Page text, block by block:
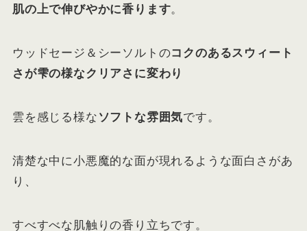
肌の上で伸びやかに香ります。
ウッドセージ＆シーソルトのコクのあるスウィート
さが雫の様なクリアさに変わり
雲を感じる様な ソフトな雰囲気です。
清楚な中に小悪魔的な面が現れるような面白さがあ
り、
すべすべな肌触りの香り立ちです。